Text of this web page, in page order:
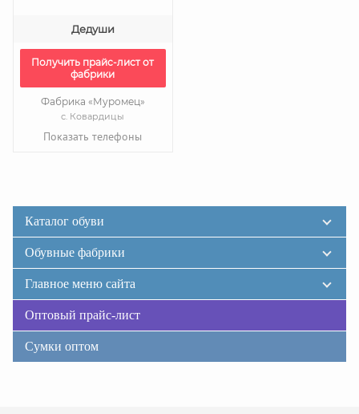
Дедуши
Получить прайс-лист от
фабрики
Фабрика «Муромец»
с. Ковардицы
Показать телефоны
Каталог обуви
Обувные фабрики
Главное меню сайта
Оптовый прайс-лист
Сумки оптом